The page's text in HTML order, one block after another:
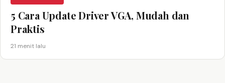
5 Cara Update Driver VGA, Mudah dan
Praktis
21 menit lalu